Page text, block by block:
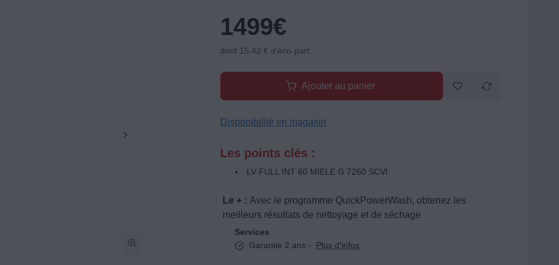
1499€
dont 15,42 € d'éco-part
Ajouter au panier
Disponibilité en magasin
Les points clés :
LV FULL INT 60 MIELE G 7260 SCVI
Le + : Avec le programme QuickPowerWash, obtenez les
meilleurs résultats de nettoyage et de séchage
Services
Garantie 2 ans -
Plus d'infos